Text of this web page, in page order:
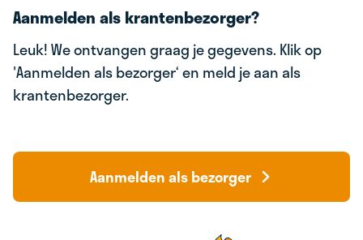
Aanmelden als krantenbezorger?
Leuk! We ontvangen graag je gegevens. Klik op
'Aanmelden als bezorger‘ en meld je aan als
krantenbezorger.
Aanmelden als bezorger